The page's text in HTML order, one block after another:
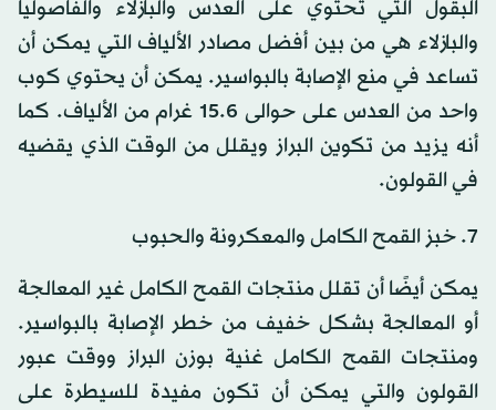
البقول التي تحتوي على العدس والبازلاء والفاصوليا
والبازلاء هي من بين أفضل مصادر الألياف التي يمكن أن
تساعد في منع الإصابة بالبواسير. يمكن أن يحتوي كوب
واحد من العدس على حوالى 15.6 غرام من الألياف. كما
أنه يزيد من تكوين البراز ويقلل من الوقت الذي يقضيه
في القولون.
7. خبز القمح الكامل والمعكرونة والحبوب
يمكن أيضًا أن تقلل منتجات القمح الكامل غير المعالجة
أو المعالجة بشكل خفيف من خطر الإصابة بالبواسير.
ومنتجات القمح الكامل غنية بوزن البراز ووقت عبور
القولون والتي يمكن أن تكون مفيدة للسيطرة على